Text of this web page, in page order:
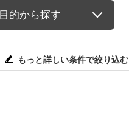
目的から探す
もっと詳しい条件で絞り込む